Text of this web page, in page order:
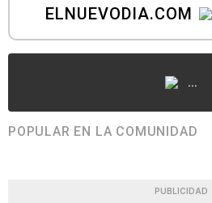
ELNUEVODIA.COM
...
POPULAR EN LA COMUNIDAD
PUBLICIDAD